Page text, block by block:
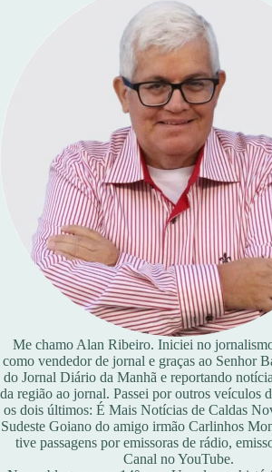
Me chamo Alan Ribeiro. Iniciei no
como vendedor de jornal e graças ao Senhor
do Jornal Diário da Manhã e reportando
da região ao jornal. Passei por outros veículos
os dois últimos: É Mais Notícias de Caldas
Sudeste Goiano do amigo irmão Carlinhos
tive passagens por emissoras de rádio,
Canal no YouTube.